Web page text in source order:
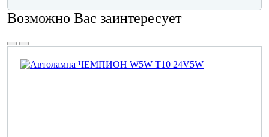
Возможно Вас заинтересует